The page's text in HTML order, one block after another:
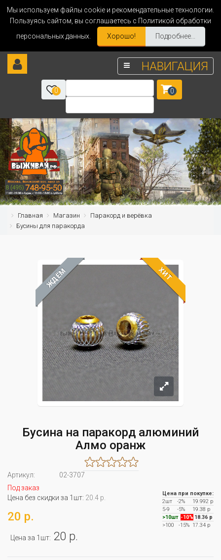
Мы используем файлы cookie и рекомендательные технологии.
Пользуясь сайтом, вы соглашаетесь с Политикой обработки
персональных данных.
Хорошо! Подробнее...
НАВИГАЦИЯ
0 0
Главная Магазин
Паракорд и верёвка
Бусины для паракорда
ЖДЁМ ХИТ
Бусина на паракорд алюминий
Алмо оранж
Артикул:
02-3707
Под заказ
Цена без скидки за 1шт: 20.4 р.
20 р.
Цена за 1шт: 20 р.
Цена при покупке:
2шт
-2%
19.992 р
5-9
-5%
19.38 р
>10шт -10% 18.36 р
>100
-15% 17.34 р